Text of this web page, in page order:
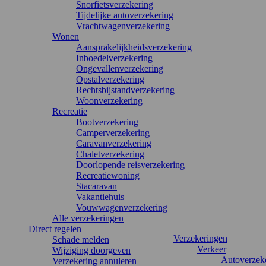
Snorfietsverzekering
Tijdelijke autoverzekering
Vrachtwagenverzekering
Wonen
Aansprakelijkheidsverzekering
Inboedelverzekering
Ongevallenverzekering
Opstalverzekering
Rechtsbijstandverzekering
Woonverzekering
Recreatie
Bootverzekering
Camperverzekering
Caravanverzekering
Chaletverzekering
Doorlopende reisverzekering
Recreatiewoning
Stacaravan
Vakantiehuis
Vouwwagenverzekering
Alle verzekeringen
Direct regelen
Schade melden
Wijziging doorgeven
Verzekering annuleren
Verzekeringen
Verkeer